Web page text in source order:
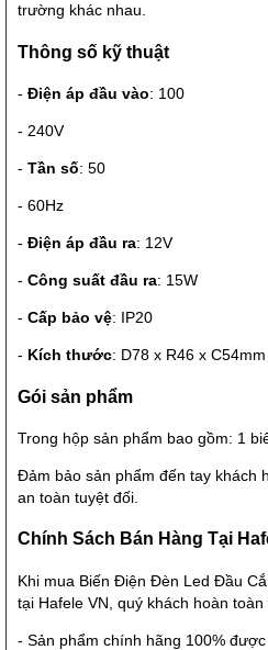
trường khác nhau.
Thông số kỹ thuật
- Điện áp đầu vào: 100
- 240V
- Tần số: 50
- 60Hz
- Điện áp đầu ra: 12V
- Công suất đầu ra: 15W
- Cấp bảo vệ: IP20
- Kích thước: D78 x R46 x C54mm
Gói sản phẩm
Trong hộp sản phẩm bao gồm: 1
Đảm bảo sản phẩm đến tay khách
an toàn tuyệt đối.
Chính Sách Bán Hàng Tại
Khi mua Biến Điện Đèn Led Đầu
tại Hafele VN, quý khách hoàn
- Sản phẩm chính hãng 100%